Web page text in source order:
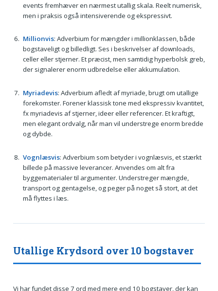
events fremhæver en nærmest utallig skala. Reelt numerisk,
men i praksis også intensiverende og ekspressivt.
Millionvis: Adverbium for mængder i millionklassen, både
bogstaveligt og billedligt. Ses i beskrivelser af downloads,
celler eller stjerner. Et præcist, men samtidig hyperbolsk greb,
der signalerer enorm udbredelse eller akkumulation.
Myriadevis: Adverbium afledt af myriade, brugt om utallige
forekomster. Forener klassisk tone med ekspressiv kvantitet,
fx myriadevis af stjerner, ideer eller referencer. Et kraftigt,
men elegant ordvalg, når man vil understrege enorm bredde
og dybde.
Vognlæsvis: Adverbium som betyder i vognlæsvis, et stærkt
billede på massive leverancer. Anvendes om alt fra
byggematerialer til argumenter. Understreger mængde,
transport og gentagelse, og peger på noget så stort, at det
må flyttes i læs.
Utallige Krydsord over 10 bogstaver
Vi har fundet disse 7 ord med mere end 10 bogstaver, der kan